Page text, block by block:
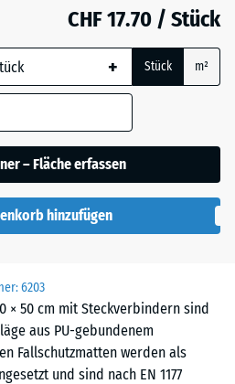
6203
× 50 cm mit Steckverbindern sind
aus PU-gebundenem
Fallschutzmatten werden als
und sind nach EN 1177
CHF 17.70 / Stück
+ Stück m²
– Fläche erfassen
hinzufügen